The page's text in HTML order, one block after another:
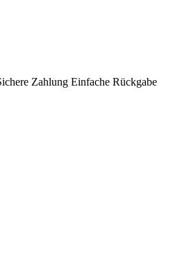
Zahlung Einfache Rückgabe